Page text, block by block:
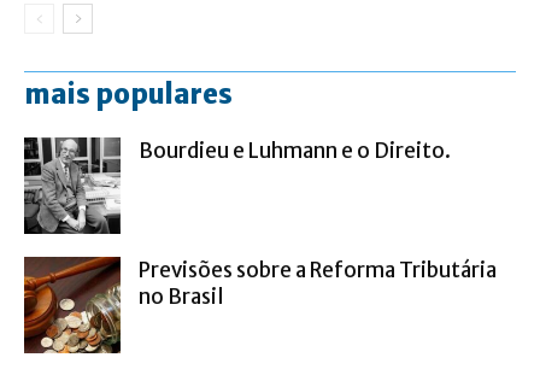
mais populares
Bourdieu e Luhmann e o Direito.
Previsões sobre a Reforma Tributária
no Brasil